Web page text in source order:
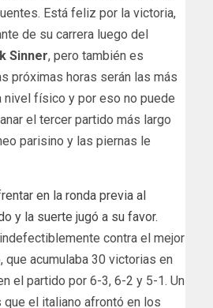
Está feliz por la victoria,
de su carrera luego del
Sinner, pero también es
próximas horas serán las más
físico y por eso no puede
el tercer partido más largo
parisino y las piernas le
en la ronda previa al
y la suerte jugó a su favor.
contra el mejor
acumulaba 30 victorias en
el partido por 6-3, 6-2 y 5-1. Un
el italiano afrontó en los